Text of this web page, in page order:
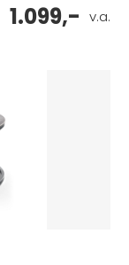
v.a.
1.099,-